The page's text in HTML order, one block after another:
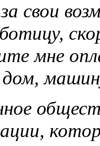
свои
мне
дом,